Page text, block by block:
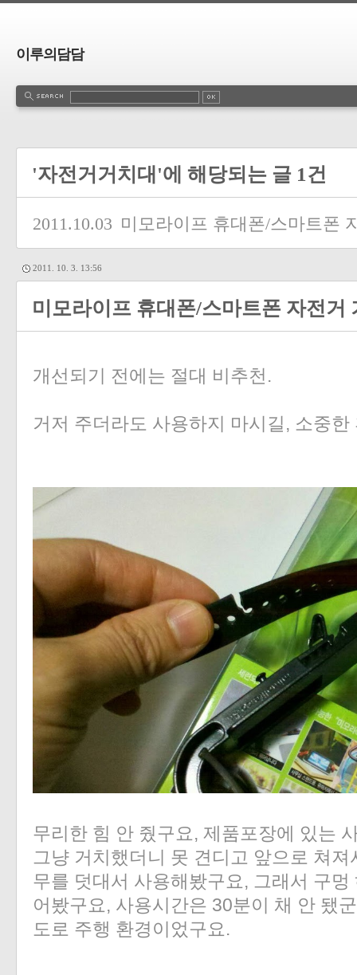
이루의담담
'자전거거치대'에 해당되는 글 1건
2011.10.03 미모라이프 휴대폰/스마트폰
2011. 10. 3. 13:56
미모라이프 휴대폰/스마트폰 자전거
개선되기 전에는 절대 비추천.
거저 주더라도 사용하지 마시길, 소중
무리한 힘 안 줬구요, 제품포장에 있는
그냥 거치했더니 못 견디고 앞으로 쳐
무를 덧대서 사용해봤구요, 그래서 구
어봤구요, 사용시간은 30분이 채 안 됐
도로 주행 환경이었구요.